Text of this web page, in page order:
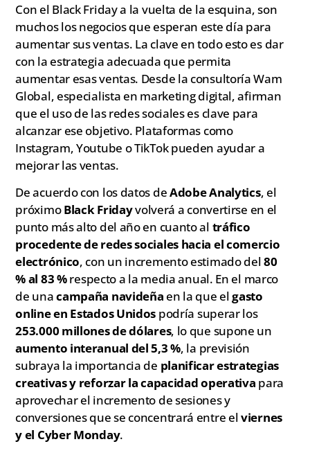
Con el Black Friday a la vuelta de la esquina, son
muchos los negocios que esperan este día para
aumentar sus ventas. La clave en todo esto es dar
con la estrategia adecuada que permita
aumentar esas ventas. Desde la consultoría Wam
Global, especialista en marketing digital, afirman
que el uso de las redes sociales es clave para
alcanzar ese objetivo. Plataformas como
Instagram, Youtube o TikTok pueden ayudar a
mejorar las ventas.
De acuerdo con los datos deAdobe Analytics, el
próximoBlack Fridayvolverá a convertirse en el
punto más alto del año en cuanto al tráfico
procedente de redes sociales hacia el comercio
electrónico, con un incremento estimado del80
% al 83 %respecto a la media anual. En el marco
de unacampaña navideña en la que elgasto
online en Estados Unidos podría superar los
253.000 millones de dólares, lo que supone un
aumento interanual del 5,3 %, la previsión
subraya la importancia de planificar estrategias
creativas y reforzar la capacidad operativa para
aprovechar el incremento de sesiones y
conversiones que se concentrará entre elviernes
y el Cyber Monday.